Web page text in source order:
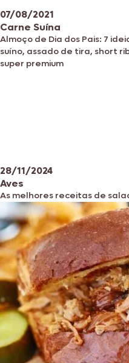
07/08/2021
Carne Suína
Almoço de Dia dos Pais: 7
suíno, assado de tira, short
super premium
28/11/2024
Aves
As melhores receitas de